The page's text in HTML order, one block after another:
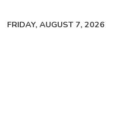
FRIDAY, AUGUST 7, 2026